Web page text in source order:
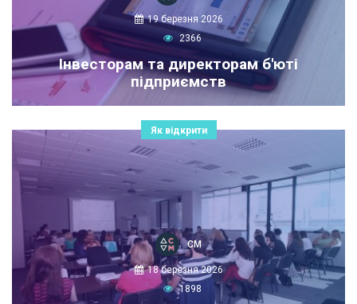
19 березня 2026
2366
Інвесторам та директорам б'юті
підприємств
Як відкрити
СМ
18 березня 2026
1898